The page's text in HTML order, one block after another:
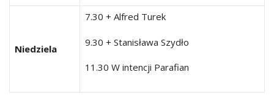
Niedziela
7.30 + Alfred Turek
9.30 + Stanisława Szydło
11.30 W intencji Parafian